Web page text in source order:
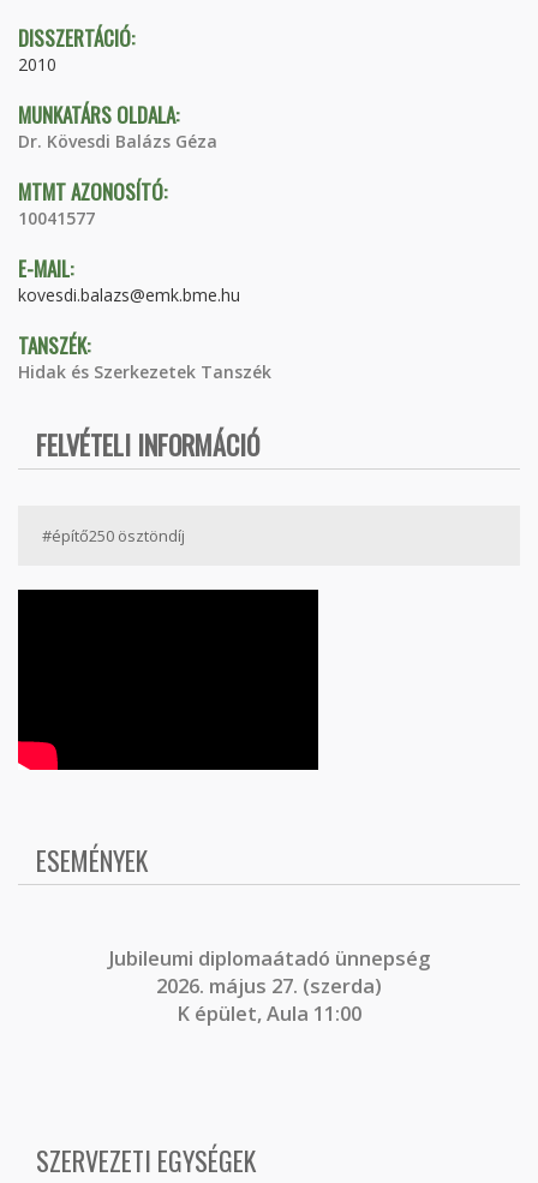
DISSZERTÁCIÓ:
2010
MUNKATÁRS OLDALA:
Dr. Kövesdi Balázs Géza
MTMT AZONOSÍTÓ:
10041577
E-MAIL:
kovesdi.balazs@emk.bme.hu
TANSZÉK:
Hidak és Szerkezetek Tanszék
FELVÉTELI INFORMÁCIÓ
#építő250 ösztöndíj
ESEMÉNYEK
Jubileumi diplomaátadó ünnepség
2026. május 27. (szerda)
K épület, Aula 11:00
SZERVEZETI EGYSÉGEK